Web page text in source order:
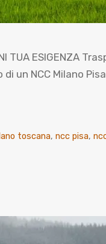
TUA
un NCC Milano
toscana,ncc pisa,